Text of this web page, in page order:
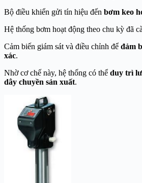
Bộ điều khiển gửi tín hiệu đến bơm keo
Hệ thống bơm hoạt động theo chu kỳ đã
Cảm biến giám sát và điều chỉnh để đảm
xác.
Nhờ cơ chế này, hệ thống có thể duy trì
dây chuyền sản xuất.